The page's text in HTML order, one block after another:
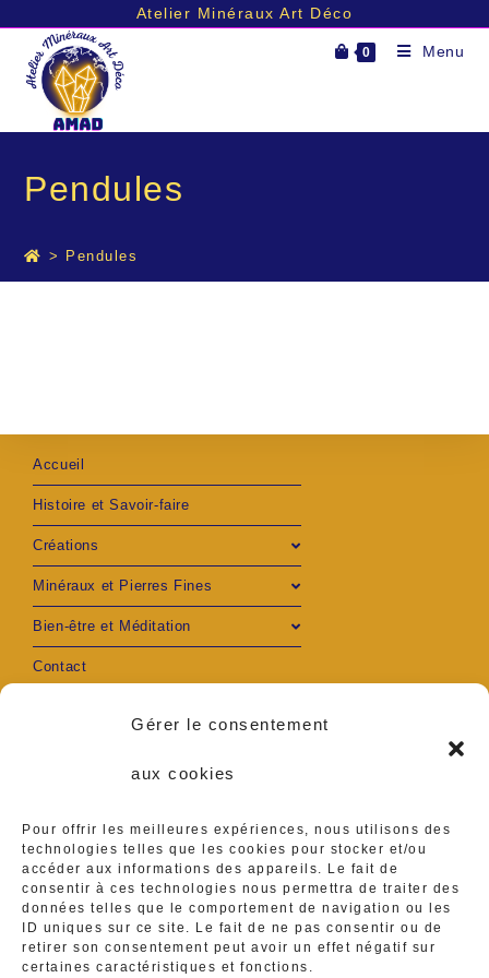
Gérer le consentement
aux cookies
Pour offrir les meilleures expériences, nous utilisons des
technologies telles que les cookies pour stocker et/ou
accéder aux informations des appareils. Le fait de
consentir à ces technologies nous permettra de traiter des
données telles que le comportement de navigation ou les
ID uniques sur ce site. Le fait de ne pas consentir ou de
retirer son consentement peut avoir un effet négatif sur
certaines caractéristiques et fonctions.
content
Atelier Minéraux Art Déco
0 Menu
Pendules
> Pendules
Accueil
Histoire et Savoir-faire
Créations
Minéraux et Pierres Fines
Bien-être et Méditation
Contact
S’ouvre
dans
un
S’ouvre
dans
un
Adresse :
Ambares et Lagrave
Téléphone :
0629416839